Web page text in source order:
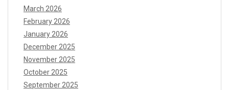
March 2026
February 2026
January 2026
December 2025
November 2025
October 2025
September 2025